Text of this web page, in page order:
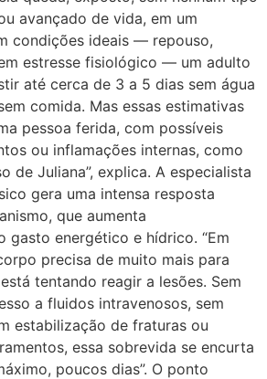
avançado de vida, em um
condições ideais — repouso,
estresse fisiológico — um adulto
até cerca de 3 a 5 dias sem água
comida. Mas essas estimativas
pessoa ferida, com possíveis
ou inflamações internas, como
de Juliana”, explica. A especialista
gera uma intensa resposta
que aumenta
gasto energético e hídrico. “Em
precisa de muito mais para
tentando reagir a lesões. Sem
a fluidos intravenosos, sem
estabilização de fraturas ou
essa sobrevida se encurta
poucos dias”. O ponto